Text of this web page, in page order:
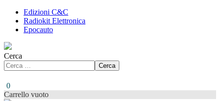
Edizioni C&C
Radiokit Elettronica
Epocauto
Cerca
Cerca
0
Carrello vuoto